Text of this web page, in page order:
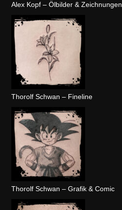
Alex Kopf – Ölbilder & Zeichnungen
Thorolf Schwan – Fineline
Thorolf Schwan – Grafik & Comic